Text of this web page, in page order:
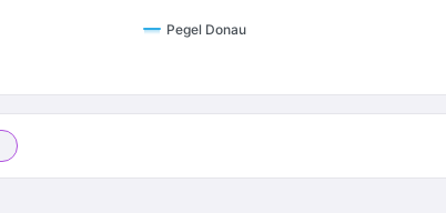
Pegel Donau